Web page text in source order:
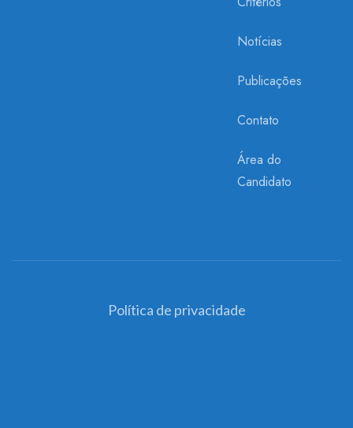
Notícias
Publicações
Contato
Área do
Candidato
Política de privacidade